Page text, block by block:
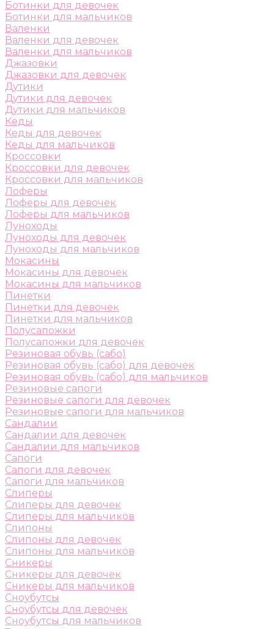
Ботинки для девочек
Ботинки для мальчиков
Валенки
Валенки для девочек
Валенки для мальчиков
Джазовки
Джазовки для девочек
Дутики
Дутики для девочек
Дутики для мальчиков
Кеды
Кеды для девочек
Кеды для мальчиков
Кроссовки
Кроссовки для девочек
Кроссовки для мальчиков
Лоферы
Лоферы для девочек
Лоферы для мальчиков
Луноходы
Луноходы для девочек
Луноходы для мальчиков
Мокасины
Мокасины для девочек
Мокасины для мальчиков
Пинетки
Пинетки для девочек
Пинетки для мальчиков
Полусапожки
Полусапожки для девочек
Резиновая обувь (сабо)
Резиновая обувь (сабо) для девочек
Резиновая обувь (сабо) для мальчиков
Резиновые сапоги
Резиновые сапоги для девочек
Резиновые сапоги для мальчиков
Сандалии
Сандалии для девочек
Сандалии для мальчиков
Сапоги
Сапоги для девочек
Сапоги для мальчиков
Слиперы
Слиперы для девочек
Слиперы для мальчиков
Слипоны
Слипоны для девочек
Слипоны для мальчиков
Сникеры
Сникеры для девочек
Сникеры для мальчиков
Сноубутсы
Сноубутсы для девочек
Сноубутсы для мальчиков